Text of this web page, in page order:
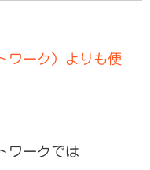
ワーク）よりも便
ワークでは